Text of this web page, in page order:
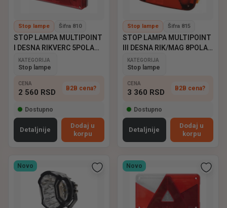
Stop lampe Šifra 810
STOP LAMPA MULTIPOINT
I DESNA RIKVERC 5POLA
ASPOCK
KATEGORIJA
Stop lampe
CENA
2 560 RSD B2B cena?
Dostupno
Detaljnije
Dodaj u
korpu
Stop lampe Šifra 815
STOP LAMPA MULTIPOINT
III DESNA RIK/MAG 8POLA
ASPOCK
KATEGORIJA
Stop lampe
CENA
3 360 RSD B2B cena?
Dostupno
Detaljnije
Dodaj u
korpu
Novo Novo